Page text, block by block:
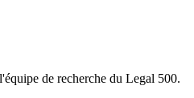
de recherche du Legal 500.